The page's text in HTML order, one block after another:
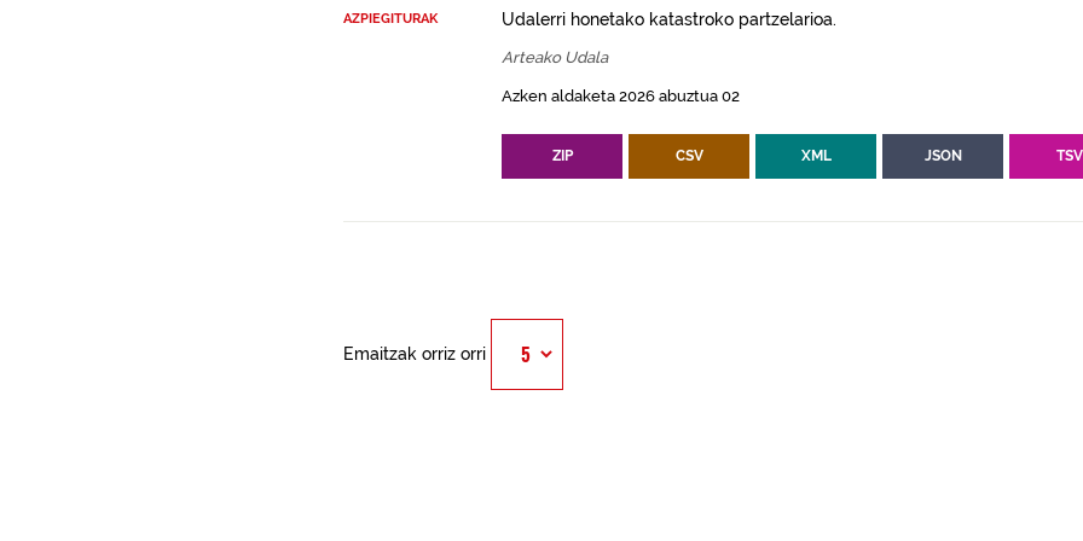
AZPIEGITURAK
Udalerri honetako katastroko partzelarioa.
Arteako Udala
Azken aldaketa 2026 abuztua 02
ZIP CSV XML JSON TSV
Emaitzak orriz orri